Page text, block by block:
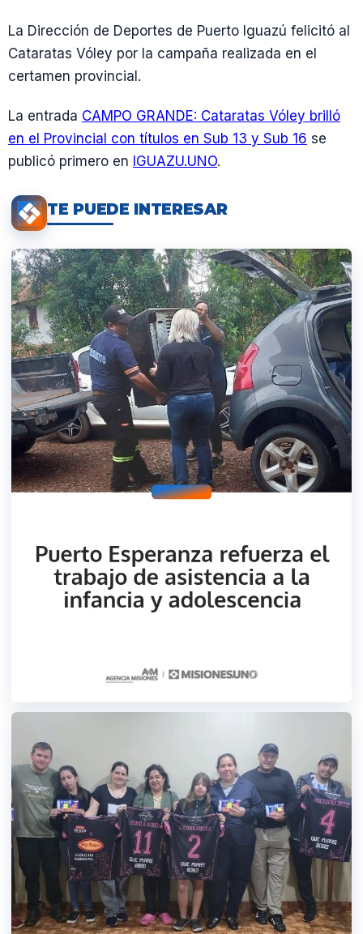
La Dirección de Deportes de Puerto Iguazú felicitó al
Cataratas Vóley por la campaña realizada en el
certamen provincial.
La entrada CAMPO GRANDE: Cataratas Vóley brilló
en el Provincial con títulos en Sub 13 y Sub 16 se
publicó primero en IGUAZU.UNO.
TE PUEDE INTERESAR